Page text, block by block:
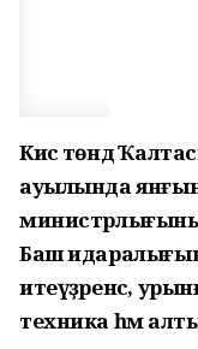
Кисә төндә
ауылында янғын
Баш
итеүҙәренсә,
техника һәм